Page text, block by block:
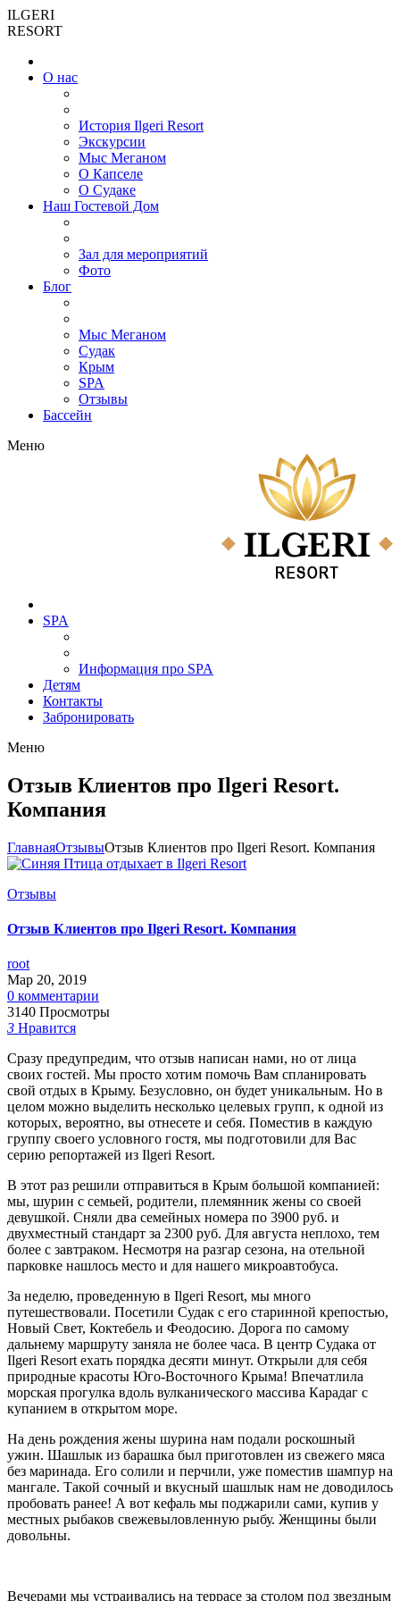
ILGERI
RESORT
О нас
История Ilgeri Resort
Экскурсии
Мыс Меганом
О Капселе
О Судаке
Наш Гостевой Дом
Зал для мероприятий
Фото
Блог
Мыс Меганом
Cудак
Крым
SPA
Отзывы
Бассейн
Меню
SPA
Информация про SPA
Детям
Контакты
Забронировать
Меню
Отзыв Клиентов про Ilgeri Resort.
Компания
ГлавнаяОтзывыОтзыв Клиентов про Ilgeri Resort. Компания
Отзывы
Отзыв Клиентов про Ilgeri Resort. Компания
root
Мар 20, 2019
0 комментарии
3140 Просмотры
3 Нравится
Сразу предупредим, что отзыв написан нами, но от лица
своих гостей. Мы просто хотим помочь Вам спланировать
свой отдых в Крыму. Безусловно, он будет уникальным. Но в
целом можно выделить несколько целевых групп, к одной из
которых, вероятно, вы отнесете и себя. Поместив в каждую
группу своего условного гостя, мы подготовили для Вас
серию репортажей из Ilgeri Resort.
В этот раз решили отправиться в Крым большой компанией:
мы, шурин с семьей, родители, племянник жены со своей
девушкой. Сняли два семейных номера по 3900 руб. и
двухместный стандарт за 2300 руб. Для августа неплохо, тем
более с завтраком. Несмотря на разгар сезона, на отельной
парковке нашлось место и для нашего микроавтобуса.
За неделю, проведенную в Ilgeri Resort, мы много
путешествовали. Посетили Судак с его старинной крепостью,
Новый Свет, Коктебель и Феодосию. Дорога по самому
дальнему маршруту заняла не более часа. В центр Судака от
Ilgeri Resort ехать порядка десяти минут. Открыли для себя
природные красоты Юго-Восточного Крыма! Впечатлила
морская прогулка вдоль вулканического массива Карадаг с
купанием в открытом море.
На день рождения жены шурина нам подали роскошный
ужин. Шашлык из барашка был приготовлен из свежего мяса
без маринада. Его солили и перчили, уже поместив шампур на
мангале. Такой сочный и вкусный шашлык нам не доводилось
пробовать ранее! А вот кефаль мы поджарили сами, купив у
местных рыбаков свежевыловленную рыбу. Женщины были
довольны.
Вечерами мы устраивались на террасе за столом под звездным